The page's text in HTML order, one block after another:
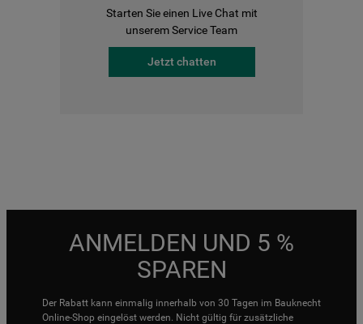
Starten Sie einen Live Chat mit
unserem Service Team
Jetzt chatten
ANMELDEN UND 5 %
SPAREN
Der Rabatt kann einmalig innerhalb von 30 Tagen im Bauknecht
Online-Shop eingelöst werden. Nicht gültig für zusätzliche